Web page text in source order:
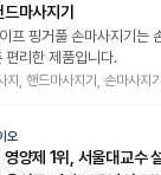
드마사지기
프 핑거풀 손마사지기는
편리한 제품입니다.
지, 핸드마사지기, 손마사지기
오
영양제 1위, 서울대교수